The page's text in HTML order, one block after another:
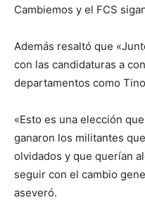
Cambiemos y el FCS
Además resaltó que
con las candidaturas a
departamentos como
«Esto es una elección
ganaron los militantes
olvidados y que querían
seguir con el cambio
aseveró.